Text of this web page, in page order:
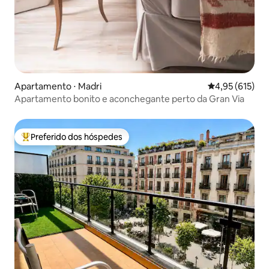
Dispone de número de registro oficial de
alquiler como apartamento turístico y
licencia.
Apartamento ⋅ Madri 4,95 de uma
4,95 (615)
Apartamento bonito e aconchegante perto da Gran Via
Entre os melhores preferidos dos hóspedes
Preferido dos hóspedes